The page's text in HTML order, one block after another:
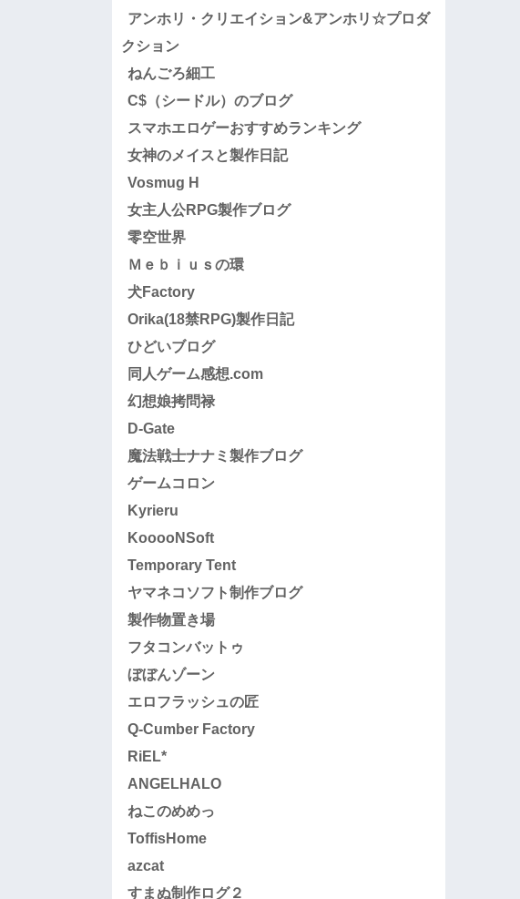
アンホリ・クリエイション&アンホリ☆プロダ
クション
ねんごろ細工
C$（シードル）のブログ
スマホエロゲーおすすめランキング
女神のメイスと製作日記
Vosmug H
女主人公RPG製作ブログ
零空世界
Ｍｅｂｉｕｓの環
犬Factory
Orika(18禁RPG)製作日記
ひどいブログ
同人ゲーム感想.com
幻想娘拷問禄
D-Gate
魔法戦士ナナミ製作ブログ
ゲームコロン
Kyrieru
KooooNSoft
Temporary Tent
ヤマネコソフト制作ブログ
製作物置き場
フタコンバットゥ
ぼぼんゾーン
エロフラッシュの匠
Q-Cumber Factory
RiEL*
ANGELHALO
ねこのめめっ
ToffisHome
azcat
すまぬ制作ログ２